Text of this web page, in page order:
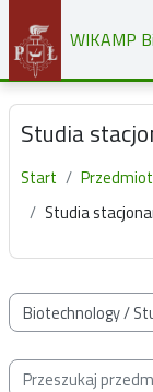
Przejdź do głównej
WIKAMP
Studia
Start
Studia
Kategorie
Przeszukaj